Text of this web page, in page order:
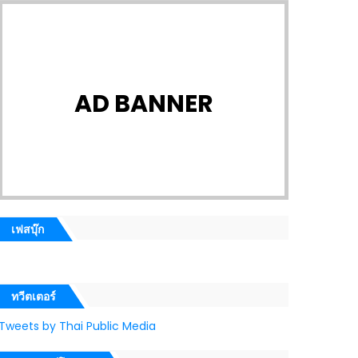
AD BANNER
เฟสบุ๊ก
ทวีตเตอร์
Tweets by Thai Public Media